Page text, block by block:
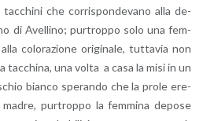
che cor­ri­spon­de­va­no alla de­
di Avel­li­no; pur­trop­po solo una fem­
co­lo­ra­zio­ne ori­gi­na­le, tut­ta­via non
tac­chi­na, una volta a casa la misi in un
bian­co spe­ran­do che la prole ere­
pur­trop­po la fem­mi­na de­po­se